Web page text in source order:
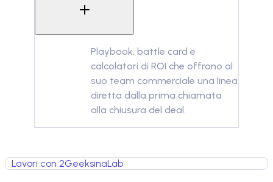
Playbook, battle card e
calcolatori di ROI che offrono al
suo team commerciale una linea
diretta dalla prima chiamata
alla chiusura del deal.
Lavori con 2GeeksinaLab